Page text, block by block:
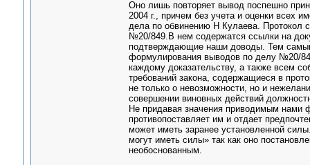
Оно лишь повторяет вывод поспешно
2004 г., причем без учета и оценки всех
дела по обвинению Н Кулаева. Протокол
№20/849.В нем содержатся ссылки на
подтверждающие наши доводы. Тем
формулирования выводов по делу №20/
каждому доказательству, а также всем
требований закона, содержащиеся в
не только о невозможности, но и
совершении виновных действий
Не придавая значения приводимым нами
противопоставляет им и отдает
может иметь заранее установленной
могут иметь силы» так как оно
необоснованным.